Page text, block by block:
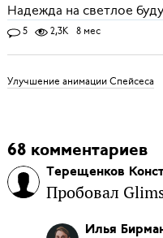
Надежда на светлое
5 2,3K 8 мес
Улучшение анимации Спейсеса
68 комментариев
Терещенков
Пробовал
Илья